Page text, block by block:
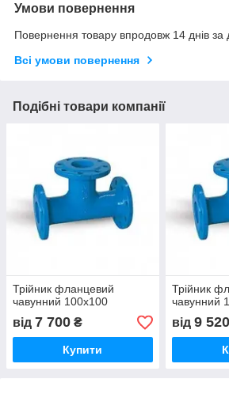
Умови повернення
Повернення товару впродовж 14 днів за
Всі умови повернення
Подібні товари компанії
Трійник фланцевий
чавунний 100х100
від 7 700 ₴
Купити
Трійник
чавунний
від 9 520